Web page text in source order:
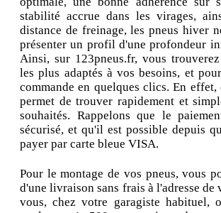
stabilité accrue dans les virages,
distance de freinage, les pneus hiver
présenter un profil d'une profondeur
Ainsi, sur 123pneus.fr, vous
les plus adaptés à vos besoins, et
commande en quelques clics. En
permet de trouver rapidement et
souhaités. Rappelons que le
sécurisé, et qu'il est possible depuis
payer par carte bleue VISA.
Pour le montage de vos pneus, vous
d'une livraison sans frais à l'adresse de
vous, chez votre garagiste habituel,